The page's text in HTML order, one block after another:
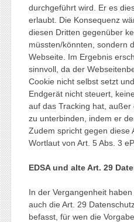
durchgeführt wird. Er es
erlaubt. Die Konsequenz
diesen Dritten gegenüber
müssten/könnten, sondern
Webseite. Im Ergebnis
sinnvoll, da der
Cookie nicht selbst setzt
Endgerät nicht steuert,
auf das Tracking hat,
zu unterbinden, indem er
Zudem spricht gegen diese
Wortlaut von Art. 5 Abs. 3
EDSA und alte Art. 29
In der Vergangenheit
auch die Art. 29
befasst, für wen die